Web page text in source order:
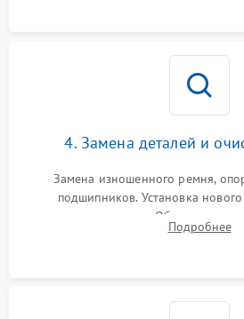
4. Замена деталей и
Замена изношенного ремня,
подшипников. Установка
термодатчиков. Обязательная
конденсатора, крыльчаткиПодробнее